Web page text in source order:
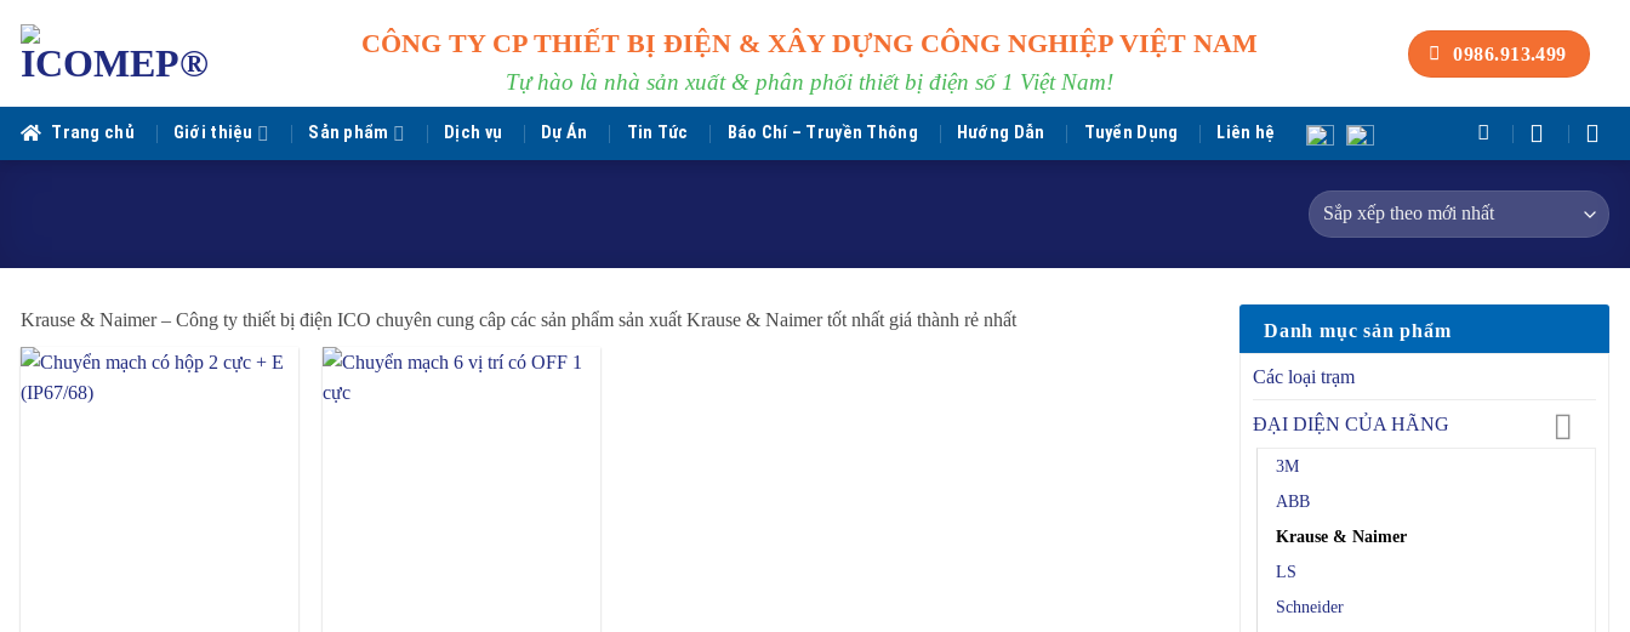
qua
nội
dung
CÔNG TY CP THIẾT BỊ ĐIỆN & XÂY DỰNG CÔNG NGHIỆP VIỆT NAM
Tự hào là nhà sản xuất & phân phối thiết bị điện số 1 Việt Nam!
0986.913.499
Trang chủ Giới thiệu Sản phẩm Dịch vụ Dự Án Tin Tức Báo Chí – Truyền Thông Hướng Dẫn Tuyển Dụng Liên hệ
Krause & Naimer – Công ty thiết bị điện ICO chuyên cung câp các sản phẩm sản xuất Krause & Naimer tốt nhất giá thành rẻ nhất
Danh mục sản phẩm
Các loại trạm
ĐẠI DIỆN CỦA HÃNG
3M
ABB
Krause & Naimer
LS
Schneider